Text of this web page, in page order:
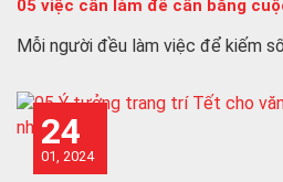
05 việc cần làm để cân bằng
Mỗi người đều làm việc để kiếm
24
01, 2024